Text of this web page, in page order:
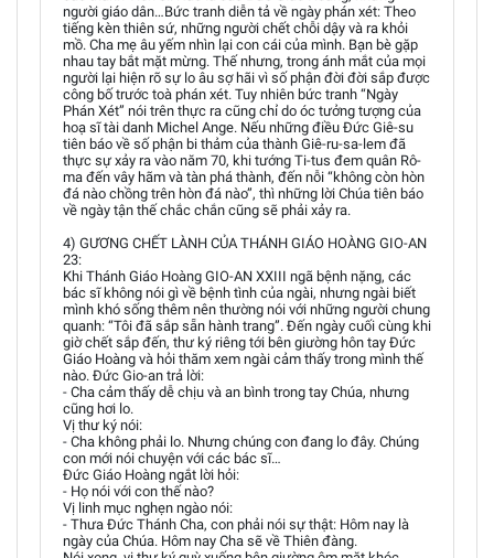
người giáo dân…Bức tranh diễn tả về ngày phán xét: Theo
tiếng kèn thiên sứ, những người chết chỗi dậy và ra khỏi
mồ. Cha mẹ âu yếm nhìn lại con cái của mình. Bạn bè gặp
nhau tay bắt mặt mừng. Thế nhưng, trong ánh mắt của mọi
người lại hiện rõ sự lo âu sợ hãi vì số phận đời đời sắp được
công bố trước toà phán xét. Tuy nhiên bức tranh “Ngày
Phán Xét” nói trên thực ra cũng chỉ do óc tưởng tượng của
hoạ sĩ tài danh Michel Ange. Nếu những điều Đức Giê-su
tiên báo về số phận bi thảm của thành Giê-ru-sa-lem đã
thực sự xảy ra vào năm 70, khi tướng Ti-tus đem quân Rô-
ma đến vây hãm và tàn phá thành, đến nỗi “không còn hòn
đá nào chồng trên hòn đá nào”, thì những lời Chúa tiên báo
về ngày tận thế chắc chắn cũng sẽ phải xảy ra.
4) GƯƠNG CHẾT LÀNH CỦA THÁNH GIÁO HOÀNG GIO-AN
23:
Khi Thánh Giáo Hoàng GIO-AN XXIII ngã bệnh nặng, các
bác sĩ không nói gì về bệnh tình của ngài, nhưng ngài biết
mình khó sống thêm nên thường nói với những người chung
quanh: “Tôi đã sắp sẵn hành trang”. Đến ngày cuối cùng khi
giờ chết sắp đến, thư ký riêng tới bên giường hôn tay Đức
Giáo Hoàng và hỏi thăm xem ngài cảm thấy trong mình thế
nào. Đức Gio-an trả lời:
- Cha cảm thấy dễ chịu và an bình trong tay Chúa, nhưng
cũng hơi lo.
Vị thư ký nói:
- Cha không phải lo. Nhưng chúng con đang lo đây. Chúng
con mới nói chuyện với các bác sĩ…
Đức Giáo Hoàng ngắt lời hỏi:
- Họ nói với con thế nào?
Vị linh mục nghẹn ngào nói:
- Thưa Đức Thánh Cha, con phải nói sự thật: Hôm nay là
ngày của Chúa. Hôm nay Cha sẽ về Thiên đàng.